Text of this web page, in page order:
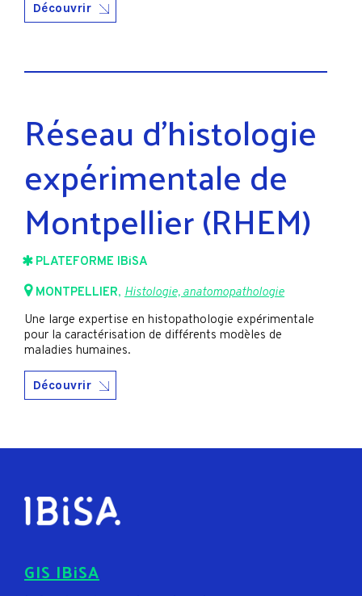
Découvrir
Réseau d'histologie
expérimentale de
Montpellier (RHEM)
PLATEFORME IBiSA
MONTPELLIER, Histologie, anatomopathologie
Une large expertise en histopathologie expérimentale
pour la caractérisation de différents modèles de
maladies humaines.
Découvrir
GIS IBiSA